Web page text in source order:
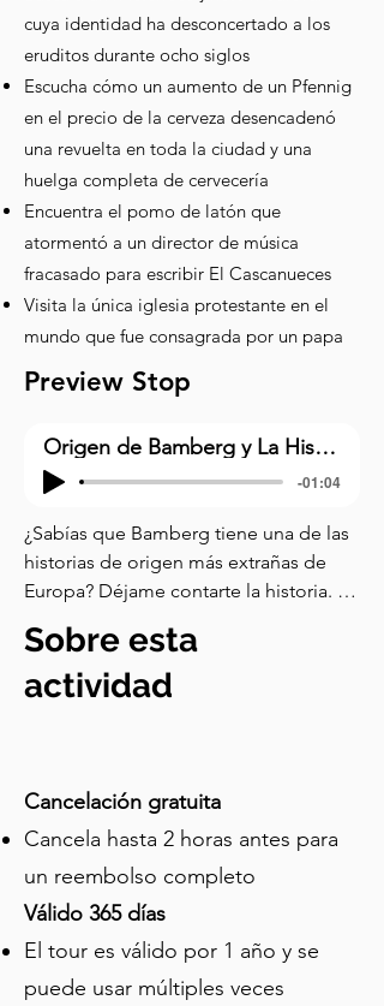
cuya identidad ha desconcertado a los
eruditos durante ocho siglos
Escucha cómo un aumento de un Pfennig
en el precio de la cerveza desencadenó
una revuelta en toda la ciudad y una
huelga completa de cervecería
Encuentra el pomo de latón que
atormentó a un director de música
fracasado para escribir El Cascanueces
Visita la única iglesia protestante en el
mundo que fue consagrada por un papa
Preview Stop
Origen de Bamberg y La Historia de dos Ciudades
-01:04
¿Sabías que Bamberg tiene una de las
historias de origen más extrañas de
Europa? Déjame contarte la historia.
Enrique se enamoró de una colina en
Baviera. Sí, lo escuchaste bien. No de
una mujer, sino de una colina. Enrique
de bodas, le dio sus propiedades aquí
en Bamberg. Ese regalo se llama la
Morgengabe, el 'regalo de la mañana',
que un esposo presenta a su esposa la
mañana después de la noche de
bodas. Era su seguridad financiera
personal. Pero luego Enrique se
convirtió en rey, y más tarde en
Sobre esta
actividad
Cancelación gratuita
Cancela hasta 2 horas antes para
un reembolso completo
Válido 365 días
El tour es válido por 1 año y se
puede usar múltiples veces